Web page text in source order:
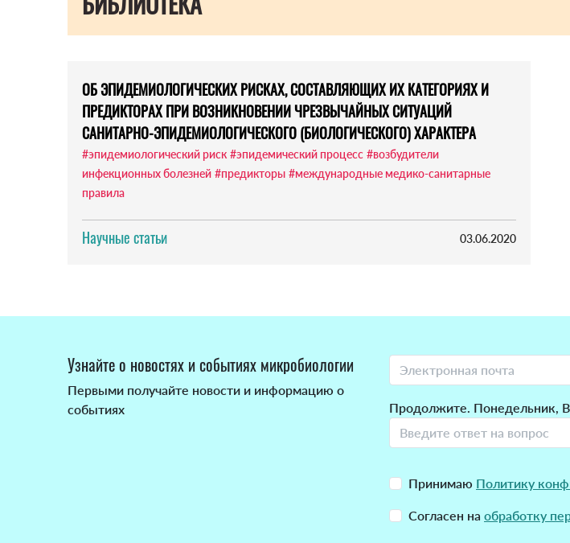
ОБ ЭПИДЕМИОЛОГИЧЕСКИХ РИСКАХ, СОСТАВЛЯЮЩИХ ИХ КАТЕГОРИЯХ И
ПРЕДИКТОРАХ ПРИ ВОЗНИКНОВЕНИИ ЧРЕЗВЫЧАЙНЫХ СИТУАЦИЙ
САНИТАРНО-ЭПИДЕМИОЛОГИЧЕСКОГО (БИОЛОГИЧЕСКОГО) ХАРАКТЕРА
#эпидемиологический риск #эпидемический процесс #возбудители
инфекционных болезней #предикторы #международные медико-санитарные
правила
Научные статьи 03.06.2020
Узнайте о новостях и событиях микробиологии
Первыми получайте новости и информацию о
событиях
Продолжите. Понедельник,
Принимаю Политику
Согласен на обработку